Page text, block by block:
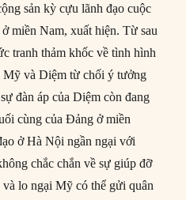
sản kỳ cựu lãnh đạo cuộc
miền Nam, xuất hiện. Từ sau
tranh thảm khốc về tình hình
và Diệm từ chối ý tưởng
đàn áp của Diệm còn đang
cùng của Đảng ở miền
ở Hà Nội ngần ngại với
chắc chắn về sự giúp đỡ
lo ngại Mỹ có thể gửi quân